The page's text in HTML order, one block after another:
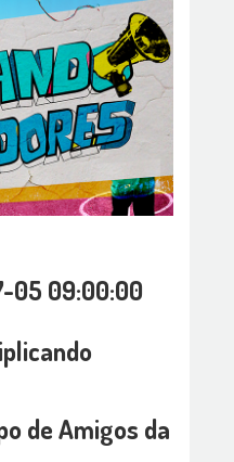
05 09:00:00
de Amigos da